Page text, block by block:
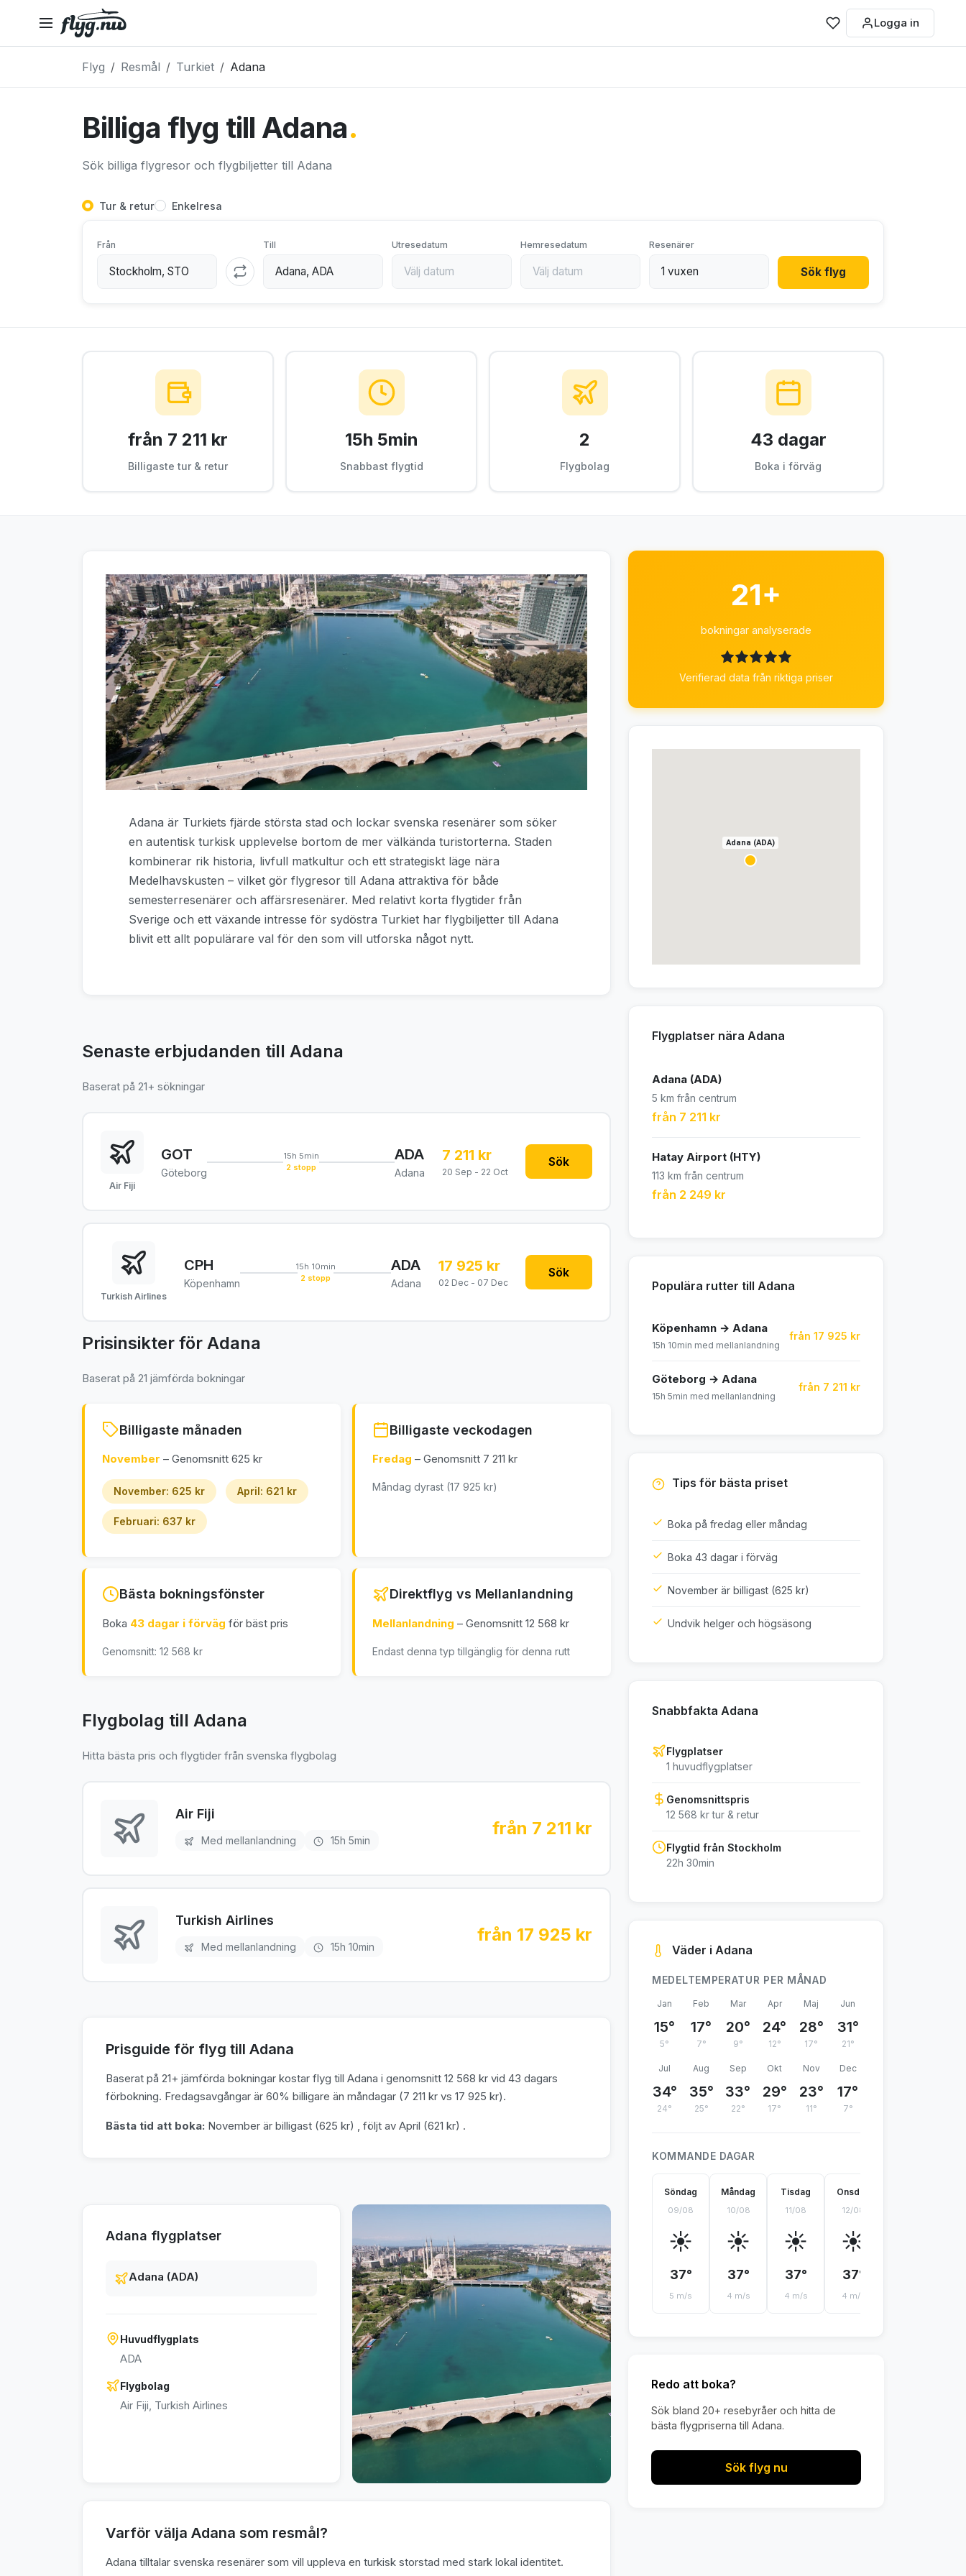
Logga in
Flyg Resmål Turkiet Adana
Billiga flyg till Adana.
Sök billiga flygresor och flygbiljetter till Adana
Tur & retur Enkelresa
Från Till Utresedatum Hemresedatum Resenärer
Sök flyg
från 7 211 kr
Billigaste tur & retur
15h 5min
Snabbast flygtid
2
Flygbolag
43 dagar
Boka i förväg
Adana är Turkiets fjärde största stad och lockar svenska resenärer som söker
en autentisk turkisk upplevelse bortom de mer välkända turistorterna. Staden
kombinerar rik historia, livfull matkultur och ett strategiskt läge nära
Medelhavskusten – vilket gör flygresor till Adana attraktiva för både
semesterresenärer och affärsresenärer. Med relativt korta flygtider från
Sverige och ett växande intresse för sydöstra Turkiet har flygbiljetter till Adana
blivit ett allt populärare val för den som vill utforska något nytt.
Senaste erbjudanden till Adana
Baserat på 21+ sökningar
Air Fiji
GOT
Göteborg
15h 5min
2 stopp
ADA
Adana
7 211 kr
20 Sep - 22 Oct
Sök
Turkish Airlines
CPH
Köpenhamn
15h 10min
2 stopp
ADA
Adana
17 925 kr
02 Dec - 07 Dec
Sök
Prisinsikter för Adana
Baserat på 21 jämförda bokningar
Billigaste månaden
November – Genomsnitt 625 kr
November: 625 kr April: 621 kr
Februari: 637 kr
Billigaste veckodagen
Fredag – Genomsnitt 7 211 kr
Måndag dyrast (17 925 kr)
Bästa bokningsfönster
Boka 43 dagar i förväg för bäst pris
Genomsnitt: 12 568 kr
Direktflyg vs Mellanlandning
Mellanlandning – Genomsnitt 12 568 kr
Endast denna typ tillgänglig för denna rutt
Flygbolag till Adana
Hitta bästa pris och flygtider från svenska flygbolag
Air Fiji
Med mellanlandning 15h 5min
från 7 211 kr
Turkish Airlines
Med mellanlandning 15h 10min
från 17 925 kr
Prisguide för flyg till Adana
Baserat på 21+ jämförda bokningar kostar flyg till Adana i genomsnitt 12 568 kr vid 43 dagars
förbokning. Fredagsavgångar är 60% billigare än måndagar (7 211 kr vs 17 925 kr).
Bästa tid att boka: November är billigast (625 kr) , följt av April (621 kr) .
Adana flygplatser
Adana (ADA)
Huvudflygplats
ADA
Flygbolag
Air Fiji, Turkish Airlines
Varför välja Adana som resmål?
Adana tilltalar svenska resenärer som vill uppleva en turkisk storstad med stark lokal identitet.
21+
bokningar analyserade
Verifierad data från riktiga priser
Adana (ADA)
Flygplatser nära Adana
Adana (ADA)
5 km från centrum
från 7 211 kr
Hatay Airport (HTY)
113 km från centrum
från 2 249 kr
Populära rutter till Adana
Köpenhamn → Adana
15h 10min med mellanlandning
från 17 925 kr
Göteborg → Adana
15h 5min med mellanlandning
från 7 211 kr
Tips för bästa priset
Boka på fredag eller måndag
Boka 43 dagar i förväg
November är billigast (625 kr)
Undvik helger och högsäsong
Snabbfakta Adana
Flygplatser
1 huvudflygplatser
Genomsnittspris
12 568 kr tur & retur
Flygtid från Stockholm
22h 30min
Väder i Adana
MEDELTEMPERATUR PER MÅNAD
Jan
15°
5°
Feb
17°
7°
Mar
20°
9°
Apr
24°
12°
Maj
28°
17°
Jun
31°
21°
Jul
34°
24°
Aug
35°
25°
Sep
33°
22°
Okt
29°
17°
Nov
23°
11°
Dec
17°
7°
KOMMANDE DAGAR
Söndag
09/08
☀️
37°
5 m/s
Måndag
10/08
☀️
37°
4 m/s
Tisdag
11/08
☀️
37°
4 m/s
Onsdag
12/08
☀️
37°
4 m/s
Redo att boka?
Sök bland 20+ resebyråer och hitta de
bästa flygpriserna till Adana.
Sök flyg nu